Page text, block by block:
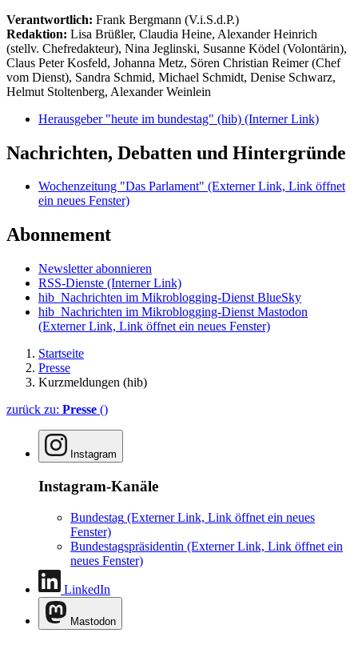
Verantwortlich: Frank Bergmann (V.i.S.d.P.)
Redaktion: Lisa Brüßler, Claudia Heine, Alexander Heinrich
(stellv. Chefredakteur), Nina Jeglinski, Susanne Ködel (Volontärin),
Claus Peter Kosfeld, Johanna Metz, Sören Christian Reimer (Chef
vom Dienst), Sandra Schmid, Michael Schmidt, Denise Schwarz,
Helmut Stoltenberg, Alexander Weinlein
Herausgeber "heute im bundestag" (hib) (Interner Link)
Nachrichten, Debatten und Hintergründe
Wochenzeitung "Das Parlament" (Externer Link, Link öffnet
ein neues Fenster)
Abonnement
Newsletter abonnieren
RSS-Dienste (Interner Link)
hib_Nachrichten im Mikroblogging-Dienst BlueSky
hib_Nachrichten im Mikroblogging-Dienst Mastodon
(Externer Link, Link öffnet ein neues Fenster)
Startseite
Presse
Kurzmeldungen (hib)
zurück zu: Presse ()
Instagram
Instagram-Kanäle
Bundestag (Externer Link, Link öffnet ein neues
Fenster)
Bundestagspräsidentin (Externer Link, Link öffnet ein
neues Fenster)
LinkedIn
Mastodon